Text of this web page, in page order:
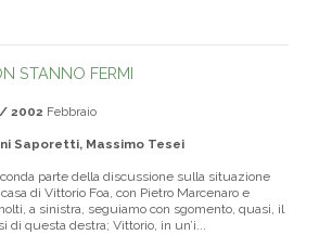
STANNO FERMI
2002 Febbraio
Saporetti, Massimo Tesei
parte della discussione sulla situazione
di Vittorio Foa, con Pietro Marcenaro e
a sinistra, seguiamo con sgomento, quasi, il
di questa destra; Vittorio, in un’i...